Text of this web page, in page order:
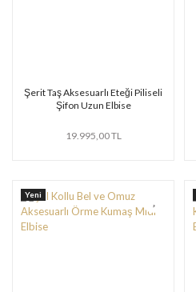
Şerit Taş Aksesuarlı Eteği Piliseli
Şifon Uzun Elbise
19.995,00 TL
Yeni